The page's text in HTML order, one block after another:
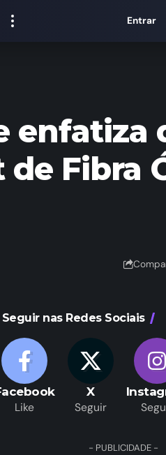
Entrar
enfatiza
Fibra
Seguir nas Redes Sociais
Like
X
Seguir
- PUBLICIDADE -